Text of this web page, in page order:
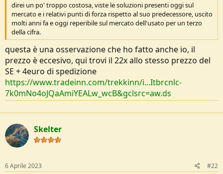
direi un po' troppo costosa, viste le soluzioni presenti oggi sul
mercato e i relativi punti di forza rispetto al suo predecessore, uscito
molti anni fa e oggi reperibile sul mercato dell'usato per un terzo
della cifra.
questa è una osservazione che ho fatto anche io, il
prezzo è eccesivo, qui trovi il 22x allo stesso prezzo del
SE + 4euro di spedizione
https://www.tradeinn.com/trekkinn/i...Itbrcnlc-
7k0mNo4oJQaAmiYEALw_wcB&gclsrc=aw.ds
Skelter
6 Aprile 2023 #22